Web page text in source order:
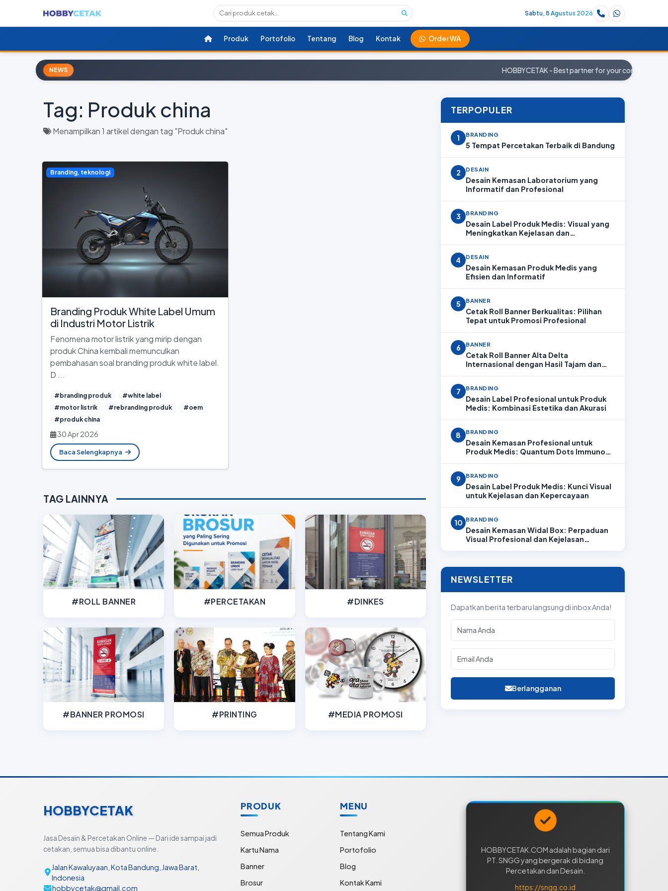
Sabtu, 8 Agustus 2026
Produk Portofolio Tentang Blog Kontak Order WA
NEWS HOBBYCETAK - Best partner for your company.
Tag: Produk china
Menampilkan 1 artikel dengan tag "Produk china"
Branding, teknologi
Branding Produk White Label Umum
di Industri Motor Listrik
Fenomena motor listrik yang mirip dengan
produk China kembali memunculkan
pembahasan soal branding produk white label.
D ...
#branding produk
#white label
#motor listrik
#rebranding produk
#oem
#produk china
30 Apr 2026
Baca Selengkapnya
TAG LAINNYA
#ROLL BANNER #PERCETAKAN #DINKES
#BANNER PROMOSI #PRINTING #MEDIA PROMOSI
TERPOPULER
1 BRANDING
5 Tempat Percetakan Terbaik di Bandung
2 DESAIN
Desain Kemasan Laboratorium yang
Informatif dan Profesional
3 BRANDING
Desain Label Produk Medis: Visual yang
Meningkatkan Kejelasan dan
4 DESAIN
Desain Kemasan Produk Medis yang
Efisien dan Informatif
5 BANNER
Cetak Roll Banner Berkualitas: Pilihan
Tepat untuk Promosi Profesional
6 BANNER
Cetak Roll Banner Alta Delta
Internasional dengan Hasil Tajam dan
7 BRANDING
Desain Label Profesional untuk Produk
Medis: Kombinasi Estetika dan Akurasi
8 BRANDING
Desain Kemasan Profesional untuk
Produk Medis: Quantum Dots Immuno
9 BRANDING
Desain Label Produk Medis: Kunci Visual
untuk Kejelasan dan Kepercayaan
10 BRANDING
Desain Kemasan Widal Box: Perpaduan
Visual Profesional dan Kejelasan
NEWSLETTER
Dapatkan berita terbaru langsung di inbox Anda!
Berlangganan
HOBBYCETAK
Jasa Desain & Percetakan Online — Dari ide sampai jadi
cetakan, semua bisa dibantu online.
Jalan Kawaluyaan, Kota Bandung, Jawa Barat,
Indonesia
hobbycetak@gmail.com
PRODUK
Semua Produk
Kartu Nama
Banner
Brosur
MENU
Tentang Kami
Portofolio
Blog
Kontak Kami
HOBBYCETAK.COM adalah bagian dari
PT. SNGG yang bergerak di bidang
Percetakan dan Desain.
https://sngg.co.id